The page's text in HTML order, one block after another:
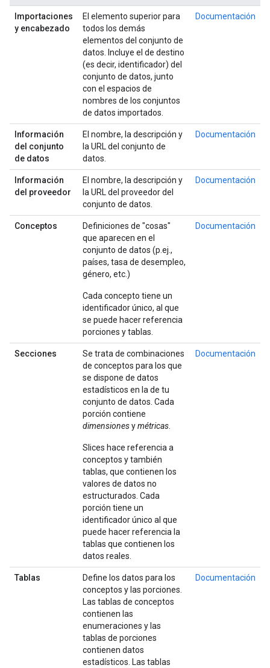
Importaciones
y encabezado
El elemento superior para
todos los demás
elementos del conjunto de
datos. Incluye el de destino
(es decir, identificador) del
conjunto de datos, junto
con el espacios de
nombres de los conjuntos
de datos importados.
Documentación
Información
del conjunto
de datos
El nombre, la descripción y
la URL del conjunto de
datos.
Documentación
Información
del proveedor
El nombre, la descripción y
la URL del proveedor del
conjunto de datos.
Documentación
Conceptos
Definiciones de "cosas"
que aparecen en el
conjunto de datos (p.ej.,
países, tasa de desempleo,
género, etc.)
Cada concepto tiene un
identificador único, al que
se puede hacer referencia
porciones y tablas.
Documentación
Secciones
Se trata de combinaciones
de conceptos para los que
se dispone de datos
estadísticos en la de tu
conjunto de datos. Cada
porción contiene
dimensionesymétricas
Slices hace referencia a
conceptos y también
tablas, que contienen los
valores de datos no
estructurados. Cada
porción tiene un
identificador único al que
puede hacer referencia la
tablas que contienen los
datos reales.
Documentación
Tablas
Define los datos para los
conceptos y las porciones.
Las tablas de conceptos
contienen las
enumeraciones y las
tablas de porciones
contienen datos
estadísticos. Las tablas
Documentación